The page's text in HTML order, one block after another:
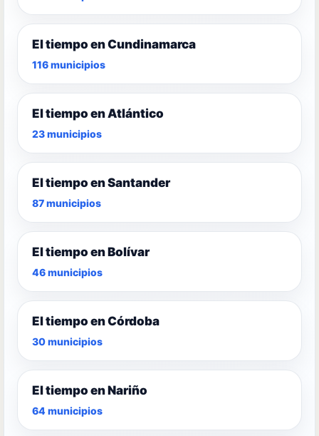
El tiempo en Cundinamarca
116 municipios
El tiempo en Atlántico
23 municipios
El tiempo en Santander
87 municipios
El tiempo en Bolívar
46 municipios
El tiempo en Córdoba
30 municipios
El tiempo en Nariño
64 municipios